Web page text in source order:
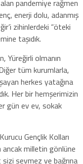
pandemiye rağmen
enerji dolu, adanmış
zihinlerdeki “öteki
taşıdık.
Yüreğirli olmanın
tüm kurumlarla,
herkes yatağına
Her bir hemşerimizin
gün ev ev, sokak
Gençlik Kolları
ancak milletin gönlüne
sizi sevmez ve bağrına